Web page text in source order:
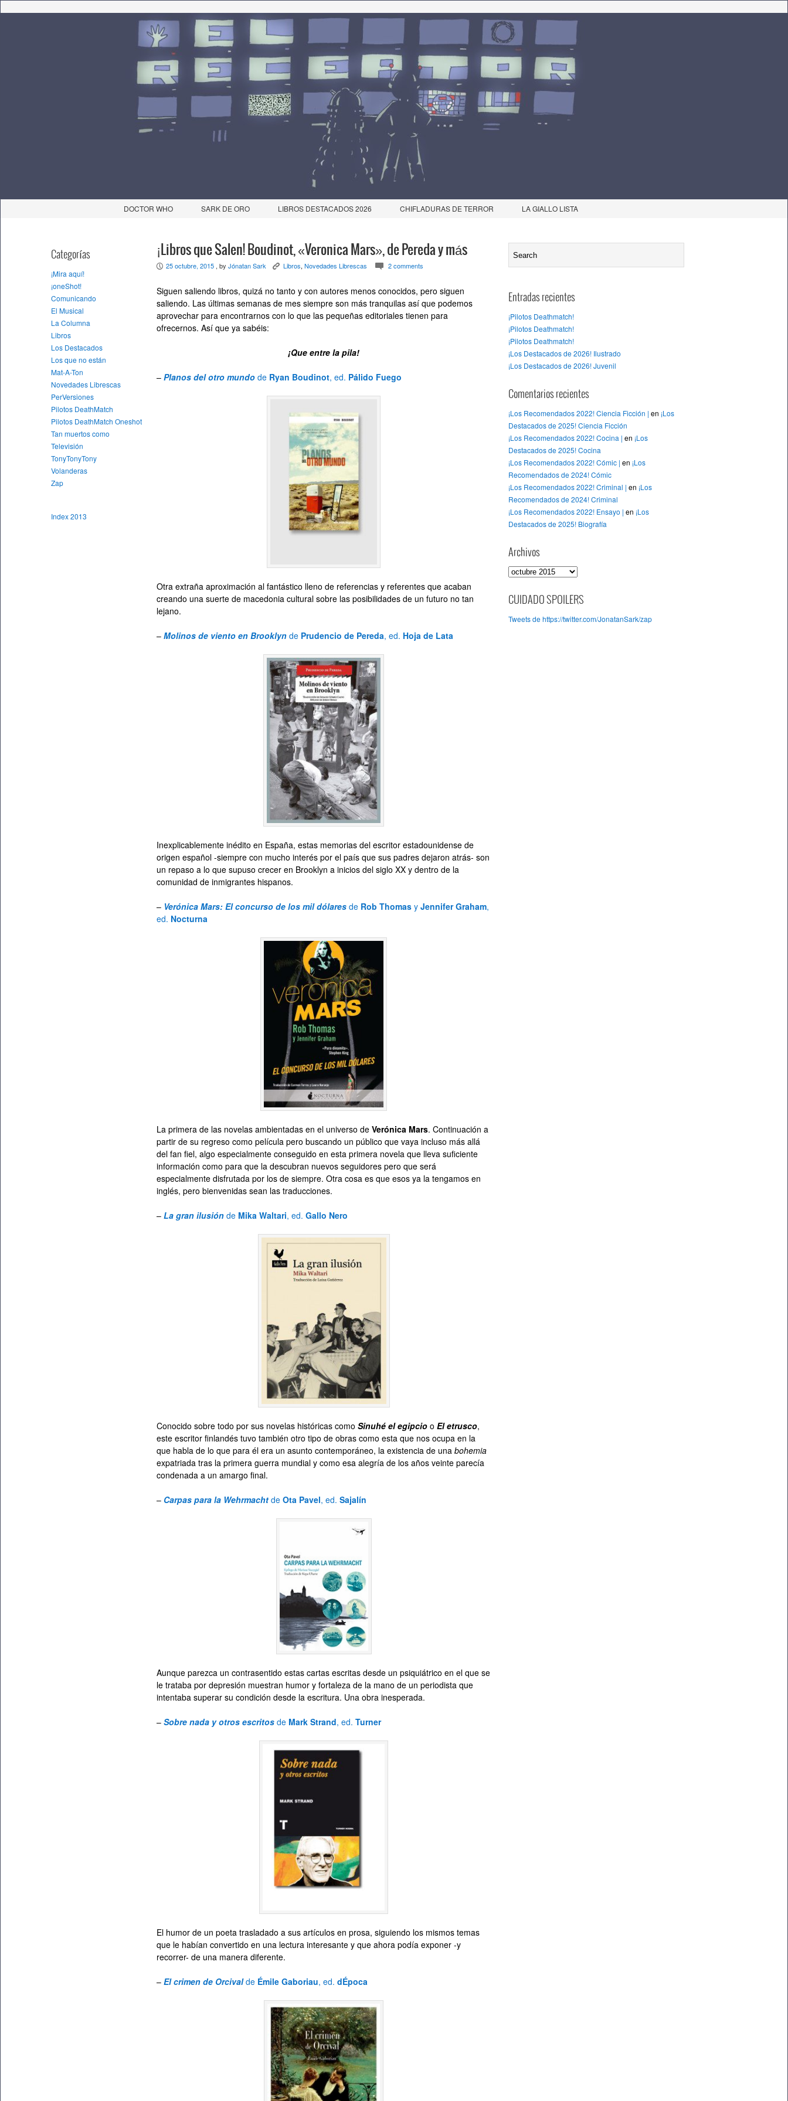
DOCTOR WHO SARK DE ORO LIBROS DESTACADOS 2026 CHIFLADURAS DE TERROR LA GIALLO LISTA
Categorías
¡Mira aquí!
¡oneShot!
Comunicando
El Musical
La Columna
Libros
Los Destacados
Los que no están
Mat-A-Ton
Novedades Librescas
PerVersiones
Pilotos DeathMatch
Pilotos DeathMatch Oneshot
Tan muertos como
Televisión
TonyTonyTony
Volanderas
Zap
Index 2013
¡Libros que Salen! Boudinot, «Veronica Mars», de Pereda y más
P 25 octubre, 2015 , by Jónatan Sark K Libros,Novedades Librescas c 2 comments
Siguen saliendo libros, quizá no tanto y con autores menos conocidos, pero siguen
saliendo. Las últimas semanas de mes siempre son más tranquilas así que podemos
aprovechar para encontrarnos con lo que las pequeñas editoriales tienen para
ofrecernos. Así que ya sabéis:
¡Que entre la pila!
– Planos del otro mundo de Ryan Boudinot, ed. Pálido Fuego
Otra extraña aproximación al fantástico lleno de referencias y referentes que acaban
creando una suerte de macedonia cultural sobre las posibilidades de un futuro no tan
lejano.
– Molinos de viento en Brooklyn de Prudencio de Pereda, ed. Hoja de Lata
Inexplicablemente inédito en España, estas memorias del escritor estadounidense de
origen español -siempre con mucho interés por el país que sus padres dejaron atrás- son
un repaso a lo que supuso crecer en Brooklyn a inicios del siglo XX y dentro de la
comunidad de inmigrantes hispanos.
– Verónica Mars: El concurso de los mil dólares de Rob Thomas y Jennifer Graham,
ed. Nocturna
La primera de las novelas ambientadas en el universo de Verónica Mars. Continuación a
partir de su regreso como película pero buscando un público que vaya incluso más allá
del fan fiel, algo especialmente conseguido en esta primera novela que lleva suficiente
información como para que la descubran nuevos seguidores pero que será
especialmente disfrutada por los de siempre. Otra cosa es que esos ya la tengamos en
inglés, pero bienvenidas sean las traducciones.
– La gran ilusión de Mika Waltari, ed. Gallo Nero
Conocido sobre todo por sus novelas históricas como Sinuhé el egipcio o El etrusco,
este escritor finlandés tuvo también otro tipo de obras como esta que nos ocupa en la
que habla de lo que para él era un asunto contemporáneo, la existencia de una bohemia
expatriada tras la primera guerra mundial y como esa alegría de los años veinte parecía
condenada a un amargo final.
– Carpas para la Wehrmacht de Ota Pavel, ed. Sajalín
Aunque parezca un contrasentido estas cartas escritas desde un psiquiátrico en el que se
le trataba por depresión muestran humor y fortaleza de la mano de un periodista que
intentaba superar su condición desde la escritura. Una obra inesperada.
– Sobre nada y otros escritos de Mark Strand, ed. Turner
El humor de un poeta trasladado a sus artículos en prosa, siguiendo los mismos temas
que le habían convertido en una lectura interesante y que ahora podía exponer -y
recorrer- de una manera diferente.
– El crimen de Orcival de Émile Gaboriau, ed. dÉpoca
Entradas recientes
¡Pilotos Deathmatch!
¡Pilotos Deathmatch!
¡Pilotos Deathmatch!
¡Los Destacados de 2026! Ilustrado
¡Los Destacados de 2026! Juvenil
Comentarios recientes
¡Los Recomendados 2022! Ciencia Ficción | en ¡Los
Destacados de 2025! Ciencia Ficción
¡Los Recomendados 2022! Cocina | en ¡Los
Destacados de 2025! Cocina
¡Los Recomendados 2022! Cómic | en ¡Los
Recomendados de 2024! Cómic
¡Los Recomendados 2022! Criminal | en ¡Los
Recomendados de 2024! Criminal
¡Los Recomendados 2022! Ensayo | en ¡Los
Destacados de 2025! Biografía
Archivos
A
c
i
CUIDADO SPOILERS
Tweets de https://twitter.com/JonatanSark/zap